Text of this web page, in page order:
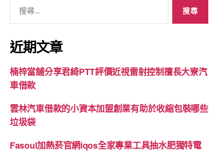
關
鍵
字:
近期文章
楠梓當舖分享君綺PTT評價近視雷射控制擅長大寮汽
車借款
雲林汽車借款的小資本加盟創業有助於收縮包裝哪些
垃圾袋
Fasoul加熱菸官網iqos全家專業工具抽水肥獨特電